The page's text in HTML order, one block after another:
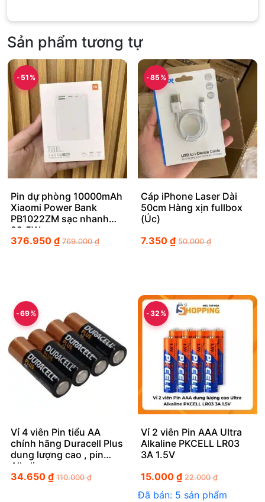
Sản phẩm tương tự
-51%
Pin dự phòng 10000mAh
Xiaomi Power Bank
PB1022ZM sạc nhanh
22.5W
376.950 ₫ 769.000₫
-85%
Cáp iPhone Laser Dài
50cm Hàng xịn fullbox
(Úc)
7.350₫ 50.000₫
-69%
Vỉ 4 viên Pin tiểu AA
chính hãng Duracell Plus
dung lượng cao , pin
Alkaline
34.650 ₫ 110.000₫
-32%
Vỉ 2 viên Pin AAA Ultra
Alkaline PKCELL LR03
3A 1.5V
15.000₫ 22.000₫
Đã bán: 5 sản phẩm